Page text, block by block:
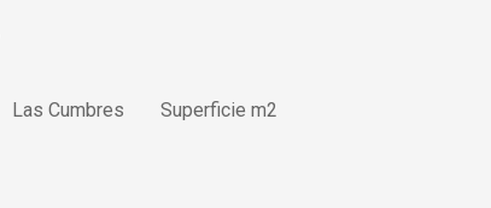
Las Cumbres Superficie m2